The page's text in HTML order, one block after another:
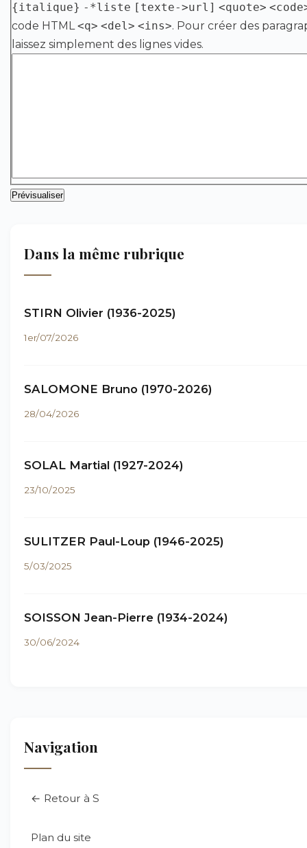
{italique} -*liste [texte->url] <quote>
code HTML<q> <del> <ins>. Pour créer des
laissez simplement des lignes vides.
Dans la même rubrique
STIRN Olivier (1936-2025)
1er/07/2026
SALOMONE Bruno (1970-2026)
28/04/2026
SOLAL Martial (1927-2024)
23/10/2025
SULITZER Paul-Loup (1946-2025)
5/03/2025
SOISSON Jean-Pierre (1934-2024)
30/06/2024
Navigation
← Retour à S
Plan du site